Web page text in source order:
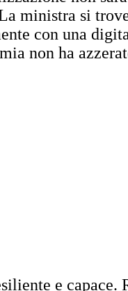
ministra si
con una
non ha
e